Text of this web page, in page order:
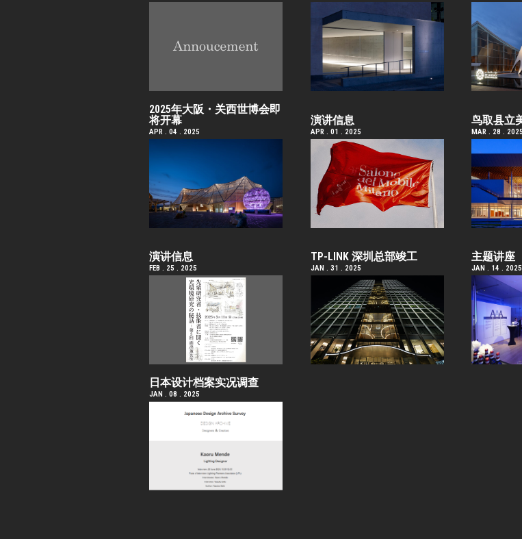
2025年大阪・关西世博会即
将开幕
APR . 04 . 2025
演讲信息
APR . 01 . 2025
鸟取县立
MAR . 28 . 2025
演讲信息
FEB . 25 . 2025
TP-LINK 深圳总部竣工
JAN . 31 . 2025
主题讲座
JAN . 14 . 2025
日本设计档案实况调查
JAN . 08 . 2025